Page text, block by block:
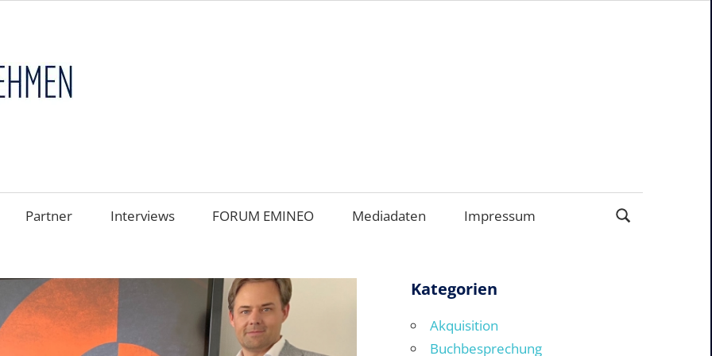
Partner Interviews FORUM EMINEO Mediadaten Impressum
Kategorien
Akquisition
Buchbesprechung